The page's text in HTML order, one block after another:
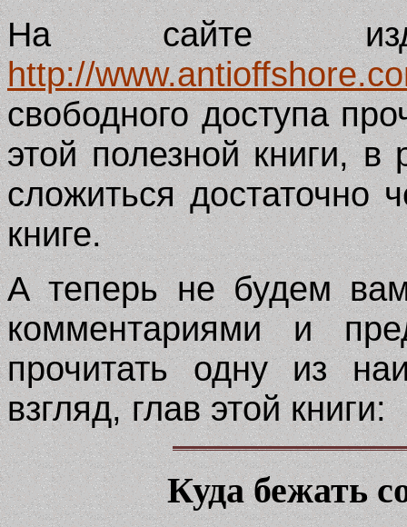
На сайте
http://
свободного доступа
этой полезной книги, в
сложиться достаточно
книге.
А теперь не будем
комментариями и
прочитать одну из
взгляд, глав этой книги:
Куда бежать